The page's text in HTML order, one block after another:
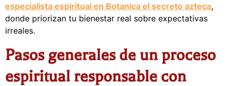
especialista espiritual en Botanica el secreto azteca,
donde priorizan tu bienestar real sobre expectativas
irreales.
Pasos generales de un proceso
espiritual responsable con